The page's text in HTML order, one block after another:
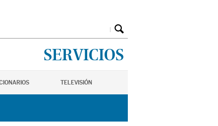
SERVICIOS
TELEVISIÓN